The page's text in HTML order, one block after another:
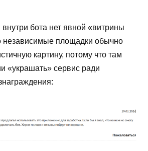
бота нет явной «витрины
независимые площадки обычно
картину, потому что там
«украшать» сервис ради